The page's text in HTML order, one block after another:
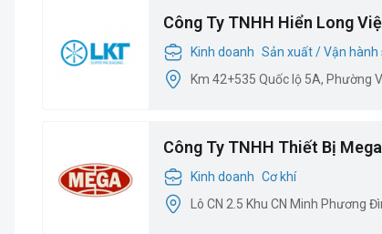
Công Ty TNHH Hiển Long
Kinh doanh Sản xuất / Vận hành
Km 42+535 Quốc lộ 5A, Phường
Công Ty TNHH Thiết Bị
Kinh doanh Cơ khí
Lô CN 2.5 Khu CN Minh Phương